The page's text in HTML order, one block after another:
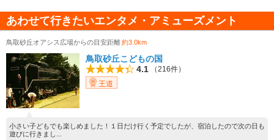
あわせて行きたいエンタメ・アミューズメント
鳥取砂丘オアシス広場からの目安距離約3.0km
鳥取砂丘こどもの国
4.1
（216件）
王道
小さい子どもでも楽しめました！１日だけ行く予定でしたが、宿泊したので次の日も
遊びに行きまし...